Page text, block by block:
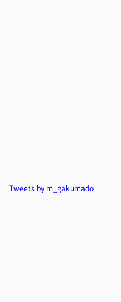
Tweets by m_gakumado